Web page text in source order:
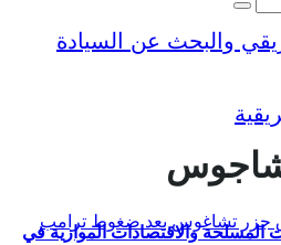
المسلحة والاقتصادات الموازية في